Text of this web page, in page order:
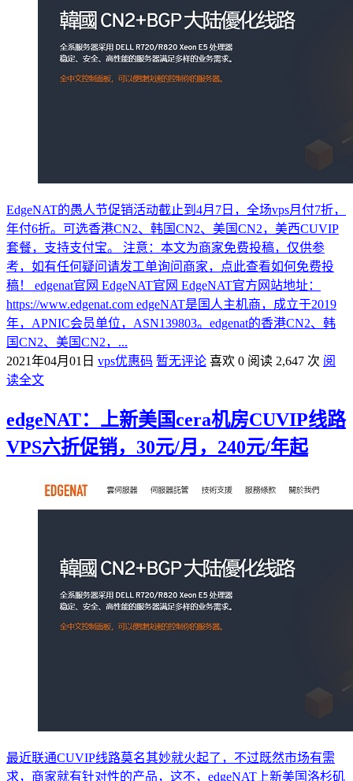
EdgeNAT的愚人节促销活动截止到4月7日，全场vps月付7折，
年付6折。可选香港CN2、韩国CN2、美国CN2，美西CUVIP
套餐，支持支付宝。 注意：本文为商家免费投稿，仅供参
考，如有任何疑问请发工单询问商家，点此查看如何免费投
稿！ edgenat官网 EdgeNAT官网 EdgeNAT官方网站地址：
https://www.edgenat.com edgeNAT是国人主机商，成立于2019
年，APNIC会员单位，ASN139803。edgenat的香港CN2、韩
国CN2、美国CN2，...
2021年04月01日 vps优惠码 暂无评论 喜欢 0 阅读 2,647 次 阅
读全文
edgeNAT：上新美国cera机房CUVIP线路
VPS六折促销，30元/月，240元/年起
最近联通CUVIP线路莫名其妙就火起了，不过既然市场有需
求，商家就有针对性的产品，这不，edgeNAT上新美国洛杉矶